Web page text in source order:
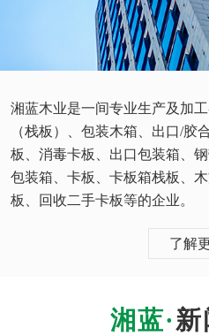
湘蓝木业是一间专业生产及加
（栈板）、包装木箱、出口/胶
板、消毒卡板、出口包装箱、
包装箱、卡板、卡板箱栈板、
板、回收二手卡板等的企业
了解
新